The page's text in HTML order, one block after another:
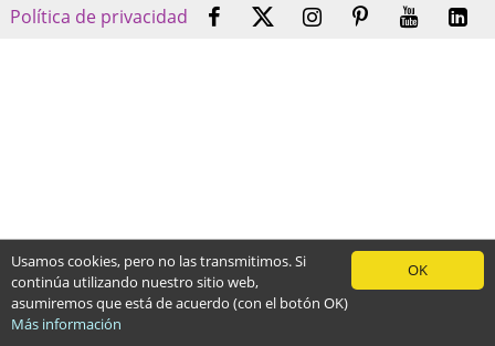
Política de privacidad
OK
Usamos cookies, pero no las transmitimos. Si
continúa utilizando nuestro sitio web,
asumiremos que está de acuerdo (con el botón OK)
Más información